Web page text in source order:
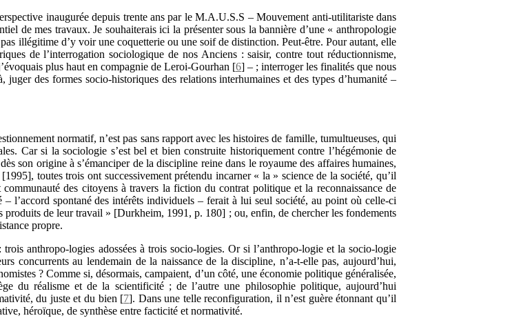
inaugurée depuis trente ans par le M.A.U.S.S – Mouvement anti-utilitariste dans
de mes travaux. Je souhaiterais ici la présenter sous la bannière d’une « anthropologie
illégitime d’y voir une coquetterie ou une soif de distinction. Peut-être. Pour autant, elle
de l’interrogation sociologique de nos Anciens : saisir, contre tout réductionnisme,
plus haut en compagnie de Leroi-Gourhan [6] – ; interroger les finalités que nous
des formes socio-historiques des relations interhumaines et des types d’humanité –
normatif, n’est pas sans rapport avec les histoires de famille, tumultueuses, qui
Car si la sociologie s’est bel et bien construite historiquement contre l’hégémonie de
son origine à s’émanciper de la discipline reine dans le royaume des affaires humaines,
toutes trois ont successivement prétendu incarner « la » science de la société, qu’il
des citoyens à travers la fiction du contrat politique et la reconnaissance de
l’accord spontané des intérêts individuels – ferait à lui seul société, au point où celle-ci
produits de leur travail » [Durkheim, 1991, p. 180] ; ou, enfin, de chercher les fondements
propre.
: trois anthropo-logies adossées à trois socio-logies. Or si l’anthropo-logie et la socio-logie
concurrents au lendemain de la naissance de la discipline, n’a-t-elle pas, aujourd’hui,
? Comme si, désormais, campaient, d’un côté, une économie politique généralisée,
du réalisme et de la scientificité ; de l’autre une philosophie politique, aujourd’hui
du juste et du bien [7]. Dans une telle reconfiguration, il n’est guère étonnant qu’il
héroïque, de synthèse entre facticité et normativité.